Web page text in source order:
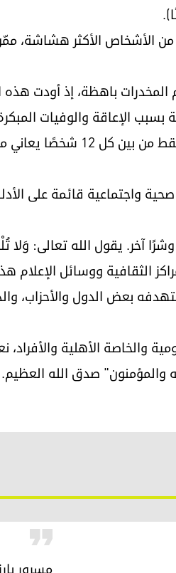
من الأشخاص الأكثر هشاشة،
المخدرات باهظة، إذ أودت
وتشير التقديرات
واجتماعية قائمة على
آخر. يقول الله تعالى: وَلا
الثقافية ووسائل
بعض الدول والأحزاب،
والخاصة الأهلية
والمؤمنون" صدق الله العظيم.